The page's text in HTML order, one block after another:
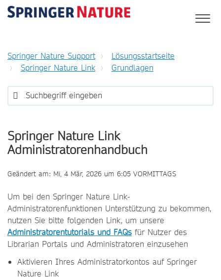
Springer Nature Support
Lösungsstartseite
Springer Nature Link
Grundlagen
Springer Nature Link
Administratorenhandbuch
Geändert am: Mi, 4 Mär, 2026 um 6:05 VORMITTAGS
Um bei den Springer Nature Link-
Administratorenfunktionen Unterstützung zu bekommen,
nutzen Sie bitte folgenden Link, um unsere
Administratorentutorials und FAQs für Nutzer des
Librarian Portals und Administratoren einzusehen
Aktivieren Ihres Administratorkontos auf Springer
Nature Link